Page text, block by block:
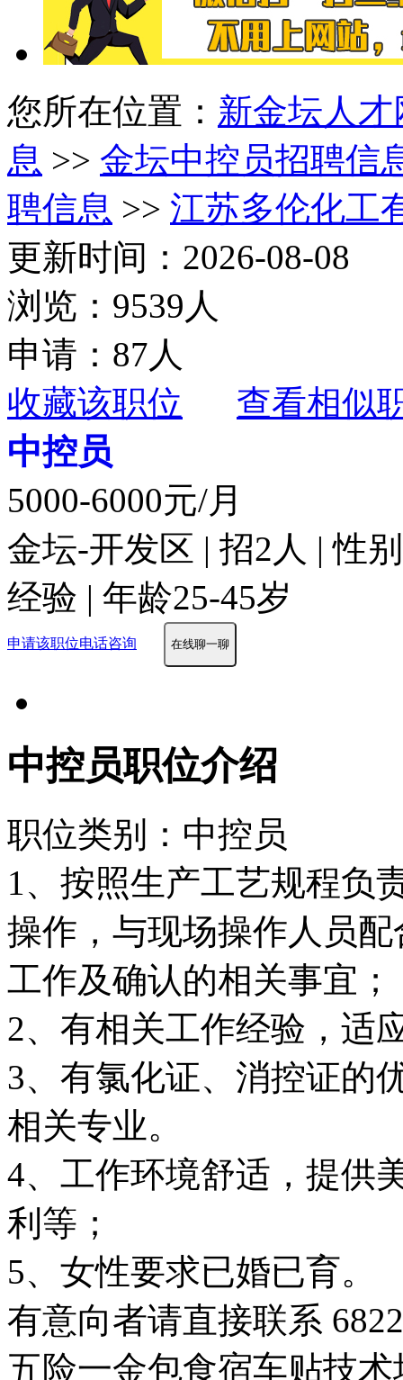
您所在位置： 新金坛人才
息 >> 金坛中控员招聘信
聘信息 >> 江苏多伦化工
更新时间：2026-08-08
浏览：9539人
申请：87人
收藏该职位
查看相似
中控员
5000-6000元/月
金坛-开发区 | 招2人 | 性
经验 | 年龄25-45岁
申请该职位电话咨询 在线聊一聊
中控员职位介绍
职位类别：中控员
1、按照生产工艺规程负
操作，与现场操作人员
工作及确认的相关事宜；
2、有相关工作经验，适
3、有氯化证、消控证的
相关专业。
4、工作环境舒适，提供
利等；
5、女性要求已婚已育。
有意向者请直接联系
五险一金包食宿车贴技术